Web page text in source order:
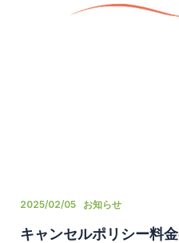
2025/02/05 お知らせ
キャンセルポリシー料